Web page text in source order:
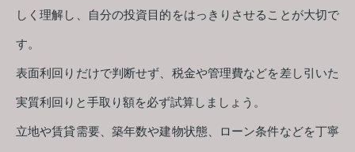
しく理解し、自分の投資目的をはっきりさせることが大切で
す。
表面利回りだけで判断せず、税金や管理費などを差し引いた
実質利回りと手取り額を必ず試算しましょう。
立地や賃貸需要、築年数や建物状態、ローン条件などを丁寧